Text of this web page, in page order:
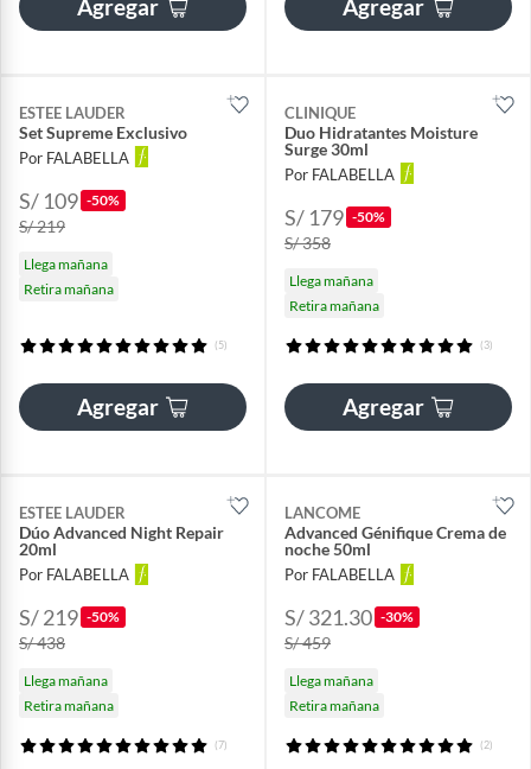
Agregar Agregar
ESTEE LAUDER
Set Supreme Exclusivo
Por FALABELLA
S/ 109 -50%
S/ 219
Llega mañana
Retira mañana
(5)
Agregar
CLINIQUE
Duo Hidratantes Moisture
Surge 30ml
Por FALABELLA
S/ 179 -50%
S/ 358
Llega mañana
Retira mañana
(3)
Agregar
ESTEE LAUDER
Dúo Advanced Night Repair
20ml
Por FALABELLA
S/ 219 -50%
S/ 438
Llega mañana
Retira mañana
(7)
LANCOME
Advanced Génifique Crema de
noche 50ml
Por FALABELLA
S/ 321.30 -30%
S/ 459
Llega mañana
Retira mañana
(2)